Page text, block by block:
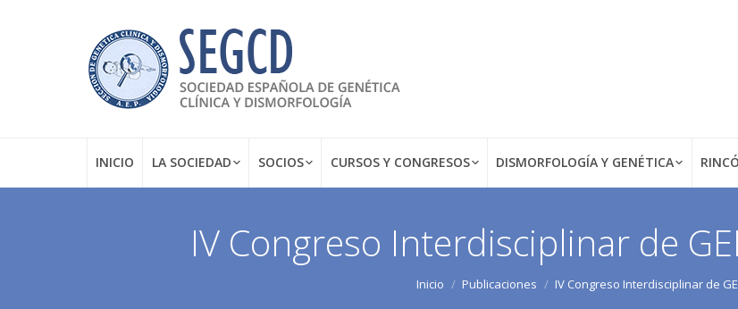
INICIO LA SOCIEDAD SOCIOS CURSOS Y CONGRESOS DISMORFOLOGÍA Y GENÉTICA
IV Congreso Interdisciplinar de
Inicio Publicaciones IV Congreso Interdisciplinar de